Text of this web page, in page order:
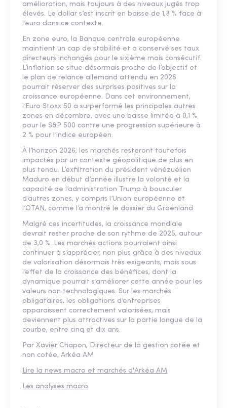
amélioration, mais toujours à des niveaux jugés trop
élevés. Le dollar s’est inscrit en baisse de 1,3 % face à
l’euro dans ce contexte.
En zone euro, la Banque centrale européenne
maintient un cap de stabilité et a conservé ses taux
directeurs inchangés pour le sixième mois consécutif.
L’inflation se situe désormais proche de l’objectif et
le plan de relance allemand attendu en 2026
pourrait réserver des surprises positives sur la
croissance européenne. Dans cet environnement,
l’Euro Stoxx 50 a surperformé les principales autres
zones en décembre, avec une baisse limitée à 0,1 %
pour le S&P 500 contre une progression supérieure à
2 % pour l’indice européen.
À l’horizon 2026, les marchés resteront toutefois
impactés par un contexte géopolitique de plus en
plus tendu. L’exfiltration du président vénézuélien
Maduro en début d’année illustre la volonté et la
capacité de l’administration Trump à bousculer
d’autres zones, y compris l’Union européenne et
l’OTAN, comme l’a montré le dossier du Groenland.
Malgré ces incertitudes, la croissance mondiale
devrait rester proche de son rythme de 2025, autour
de 3,0 %. Les marchés actions pourraient ainsi
continuer à s’apprécier, non plus grâce à des niveaux
de valorisation désormais très exigeants, mais sous
l’effet de la croissance des bénéfices, dont la
dynamique pourrait s’améliorer cette année pour les
valeurs non technologiques. Sur les marchés
obligataires, les obligations d’entreprises
apparaissent correctement valorisées, mais
deviennent plus attractives sur la partie longue de la
courbe, entre cinq et dix ans.
Par Xavier Chapon, Directeur de la gestion cotée et
non cotée, Arkéa AM
Lire la news macro et marchés d'Arkéa AM
Les analyses macro